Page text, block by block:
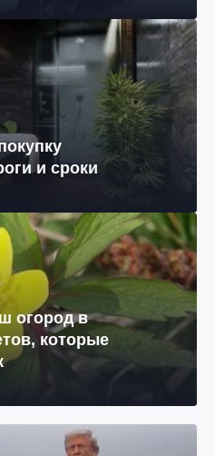
и сроки
огород в
которые